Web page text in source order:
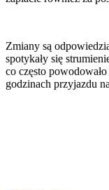
Zmiany są
spotykały się
co często
godzinach przyjazdu